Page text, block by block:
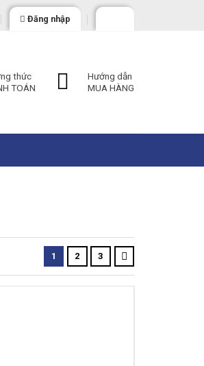
Đăng nhập
thức
TOÁN
Hướng dẫn
MUA HÀNG
1 2 3